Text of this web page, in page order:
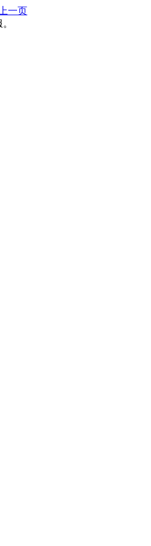
一页